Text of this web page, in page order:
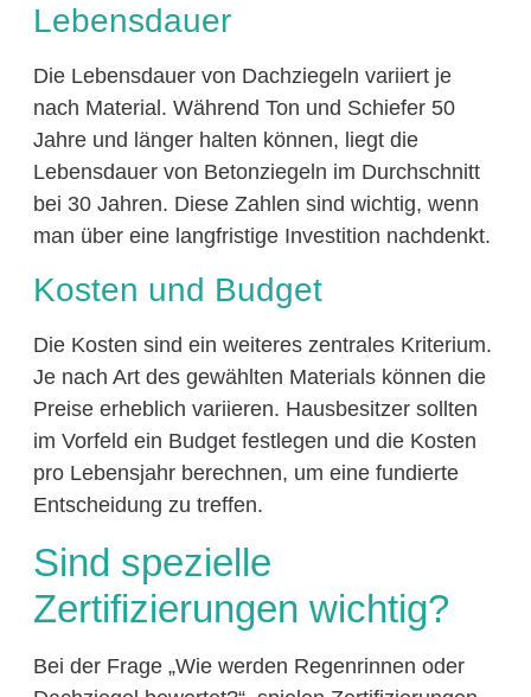
Lebensdauer
Die Lebensdauer von Dachziegeln variiert je
nach Material. Während Ton und Schiefer 50
Jahre und länger halten können, liegt die
Lebensdauer von Betonziegeln im Durchschnitt
bei 30 Jahren. Diese Zahlen sind wichtig, wenn
man über eine langfristige Investition nachdenkt.
Kosten und Budget
Die Kosten sind ein weiteres zentrales Kriterium.
Je nach Art des gewählten Materials können die
Preise erheblich variieren. Hausbesitzer sollten
im Vorfeld ein Budget festlegen und die Kosten
pro Lebensjahr berechnen, um eine fundierte
Entscheidung zu treffen.
Sind spezielle
Zertifizierungen wichtig?
Bei der Frage „Wie werden Regenrinnen oder